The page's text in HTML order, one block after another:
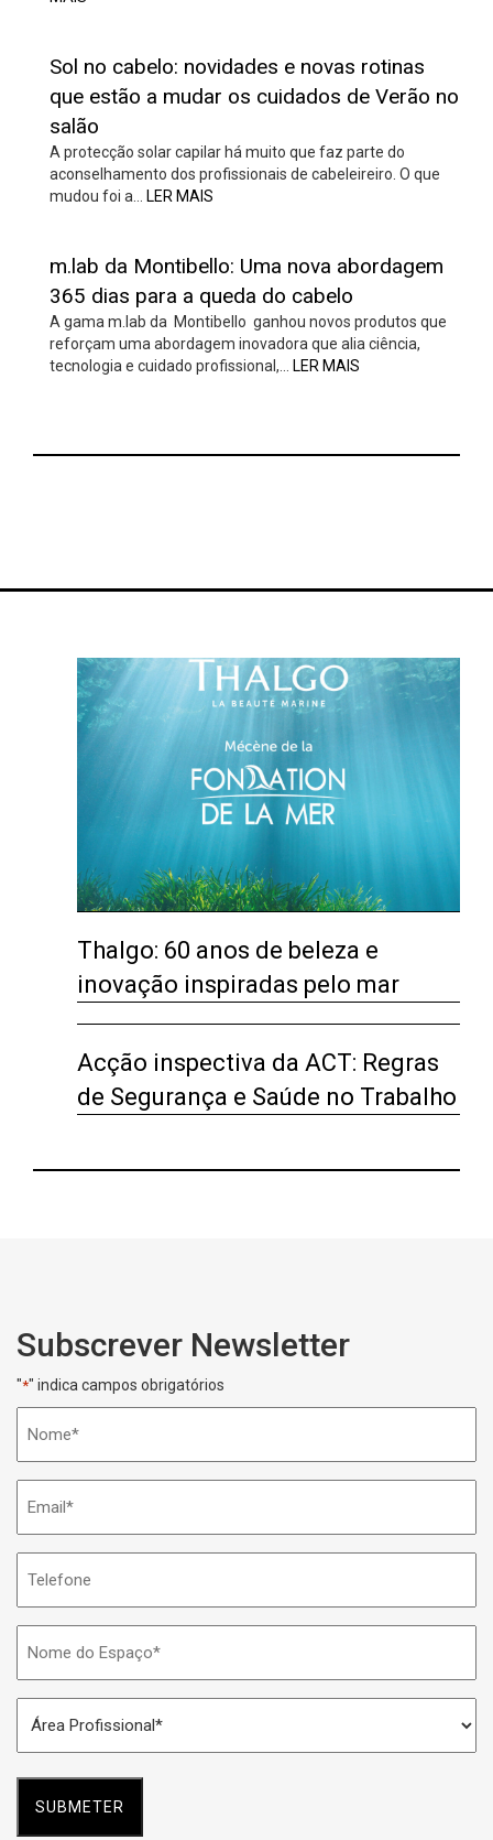
Sol no cabelo: novidades e novas rotinas
que estão a mudar os cuidados de Verão no
salão
A protecção solar capilar há muito que faz parte do
aconselhamento dos profissionais de cabeleireiro. O que
mudou foi a…
LER MAIS
m.lab da Montibello: Uma nova abordagem
365 dias para a queda do cabelo
A gama m.lab da Montibello ganhou novos produtos que
reforçam uma abordagem inovadora que alia ciência,
tecnologia e cuidado profissional,…
LER MAIS
Thalgo: 60 anos de beleza e
inovação inspiradas pelo mar
Acção inspectiva da ACT: Regras
de Segurança e Saúde no Trabalho
Subscrever Newsletter
"*" indica campos obrigatórios
do
Espaço
Profissional
*